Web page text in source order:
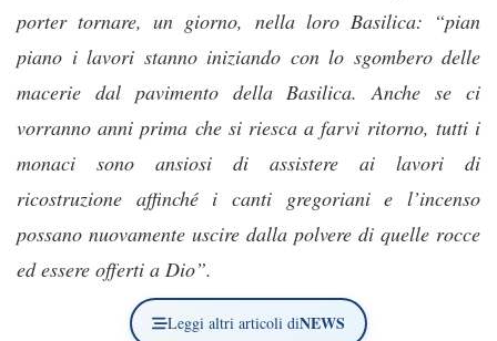
porter tornare, un giorno, nella loro Basilica: “pian
piano i lavori stanno iniziando con lo sgombero delle
macerie dal pavimento della Basilica. Anche se ci
vorranno anni prima che si riesca a farvi ritorno, tutti i
monaci sono ansiosi di assistere ai lavori di
ricostruzione affinché i canti gregoriani e l’incenso
possano nuovamente uscire dalla polvere di quelle rocce
ed essere offerti a Dio”.
Leggi altri articoli diNEWS